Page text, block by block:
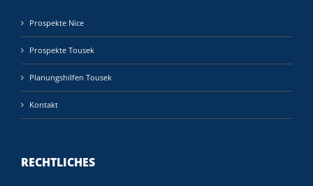
Prospekte Nice
Prospekte Tousek
Planungshilfen Tousek
Kontakt
RECHTLICHES